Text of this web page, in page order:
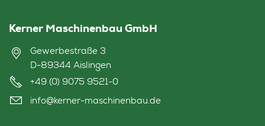
Kerner Maschinenbau GmbH
Gewerbestraße 3
D-89344 Aislingen
+49 (0) 9075 9521-0
info@kerner-maschinenbau.de